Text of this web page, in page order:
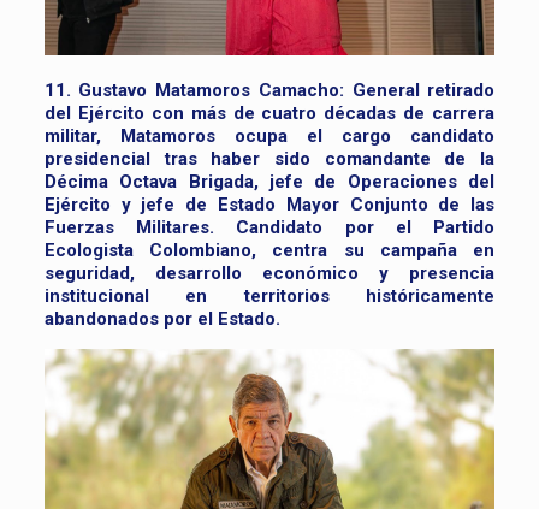
11. Gustavo Matamoros Camacho: General retirado
del Ejército con más de cuatro décadas de carrera
militar, Matamoros ocupa el cargo candidato
presidencial tras haber sido comandante de la
Décima Octava Brigada, jefe de Operaciones del
Ejército y jefe de Estado Mayor Conjunto de las
Fuerzas Militares. Candidato por el Partido
Ecologista Colombiano, centra su campaña en
seguridad, desarrollo económico y presencia
institucional en territorios históricamente
abandonados por el Estado.